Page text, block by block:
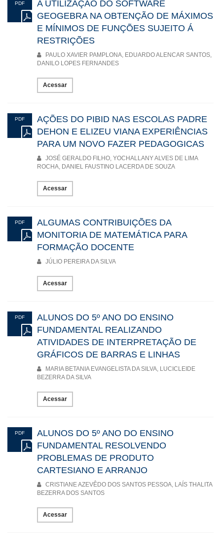
PDF
A UTILIZAÇÃO DO SOFTWARE
GEOGEBRA NA OBTENÇÃO DE MÁXIMOS
E MÍNIMOS DE FUNÇÕES SUJEITO Á
RESTRIÇÕES
PAULO XAVIER PAMPLONA, EDUARDO ALENCAR SANTOS,
DANILO LOPES FERNANDES
Acessar
PDF
AÇÕES DO PIBID NAS ESCOLAS PADRE
DEHON E ELIZEU VIANA EXPERIÊNCIAS
PARA UM NOVO FAZER PEDAGOGICAS
JOSÉ GERALDO FILHO, YOCHALLANY ALVES DE LIMA
ROCHA, DANIEL FAUSTINO LACERDA DE SOUZA
Acessar
PDF
ALGUMAS CONTRIBUIÇÕES DA
MONITORIA DE MATEMÁTICA PARA
FORMAÇÃO DOCENTE
JÚLIO PEREIRA DA SILVA
Acessar
PDF
ALUNOS DO 5º ANO DO ENSINO
FUNDAMENTAL REALIZANDO
ATIVIDADES DE INTERPRETAÇÃO DE
GRÁFICOS DE BARRAS E LINHAS
MARIA BETANIA EVANGELISTA DA SILVA, LUCICLEIDE
BEZERRA DA SILVA
Acessar
PDF
ALUNOS DO 5º ANO DO ENSINO
FUNDAMENTAL RESOLVENDO
PROBLEMAS DE PRODUTO
CARTESIANO E ARRANJO
CRISTIANE AZEVÊDO DOS SANTOS PESSOA, LAÍS THALITA
BEZERRA DOS SANTOS
Acessar